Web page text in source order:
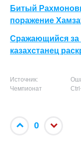
Битый
поражение
Сражающийся за
казахстанец
Источник:
Чемпионат
0